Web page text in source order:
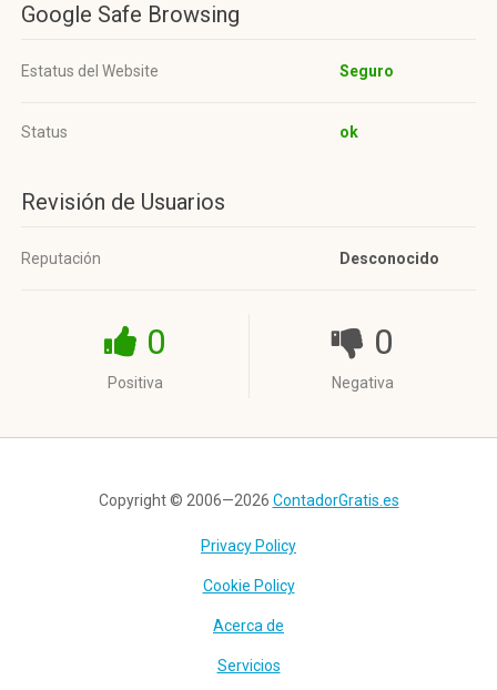
Google Safe Browsing
Estatus del Website Seguro
Status ok
Revisión de Usuarios
Reputación Desconocido
0
Positiva
0
Negativa
Copyright © 2006—2026 ContadorGratis.es
Privacy Policy
Cookie Policy
Acerca de
Servicios